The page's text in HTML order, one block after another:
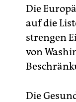
Die
auf die
strengen
von
Die